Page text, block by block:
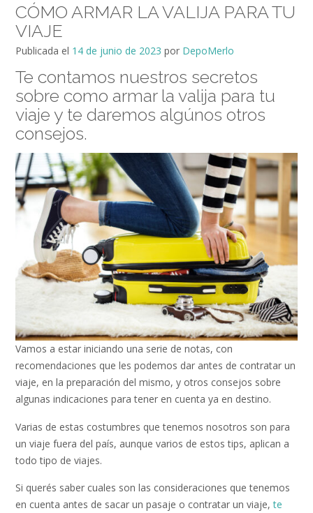
CÓMO ARMAR LA VALIJA PARA TU
VIAJE
Publicada el 14 de junio de 2023 por DepoMerlo
Te contamos nuestros secretos
sobre como armar la valija para tu
viaje y te daremos algúnos otros
consejos.
Vamos a estar iniciando una serie de notas, con
recomendaciones que les podemos dar antes de contratar un
viaje, en la preparación del mismo, y otros consejos sobre
algunas indicaciones para tener en cuenta ya en destino.
Varias de estas costumbres que tenemos nosotros son para
un viaje fuera del país, aunque varios de estos tips, aplican a
todo tipo de viajes.
Si querés saber cuales son las consideraciones que tenemos
en cuenta antes de sacar un pasaje o contratar un viaje,te